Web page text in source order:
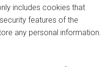
includes cookies that
features of the
any personal information.